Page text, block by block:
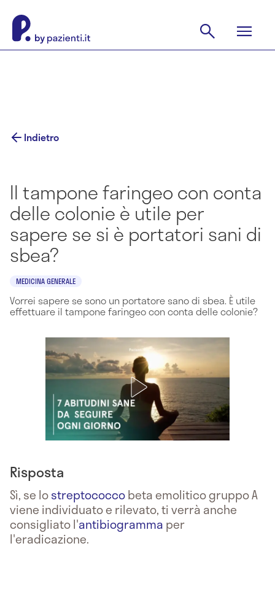
Indietro
Il tampone faringeo con conta
delle colonie è utile per
sapere se si è portatori sani di
sbea?
MEDICINA GENERALE
Vorrei sapere se sono un portatore sano di sbea. È utile
effettuare il tampone faringeo con conta delle colonie?
Risposta
Sì, se lostreptococcobeta emolitico gruppo A
viene individuato e rilevato, ti verrà anche
consigliato l'antibiogramma per
l'eradicazione.